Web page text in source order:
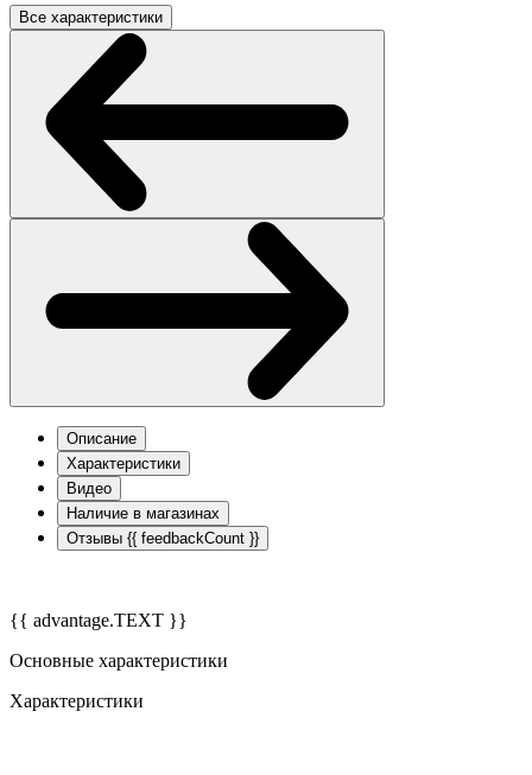
Все характеристики
Описание
Характеристики
Видео
Наличие в магазинах
Отзывы {{ feedbackCount }}
{{ advantage.TEXT }}
Основные характеристики
Характеристики